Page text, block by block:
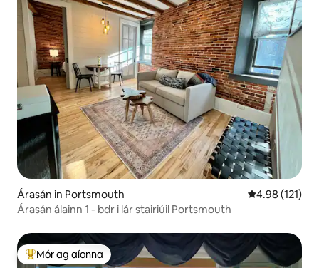
Árasán in Portsmouth Meánrátáil
4.98 (121)
Árasán álainn 1 - bdr i lár stairiúil Portsmouth
An-mhór ag aíonna
Mór ag aíonna